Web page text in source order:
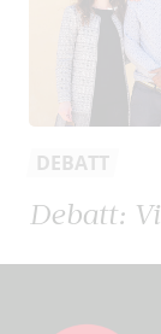
DEBATT
Debatt: